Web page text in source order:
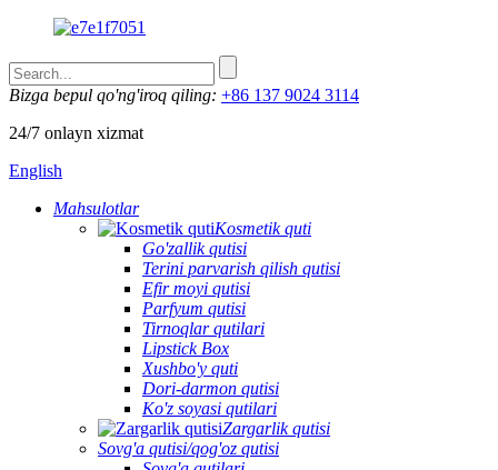
Bizga bepul qo'ng'iroq qiling: +86 137 9024 3114
24/7 onlayn xizmat
English
Mahsulotlar
Kosmetik quti
Go'zallik qutisi
Terini parvarish qilish qutisi
Efir moyi qutisi
Parfyum qutisi
Tirnoqlar qutilari
Lipstick Box
Xushbo'y quti
Dori-darmon qutisi
Ko'z soyasi qutilari
Zargarlik qutisi
Sovg'a qutisi/qog'oz qutisi